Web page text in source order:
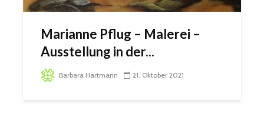
Marianne Pflug – Malerei –
Ausstellung in der...
Barbara Hartmann 21. Oktober 2021